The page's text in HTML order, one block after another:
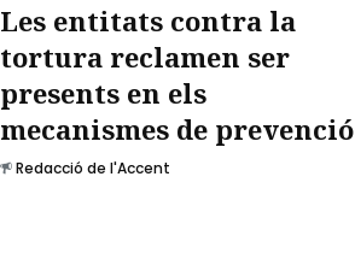
Les entitats contra la
tortura reclamen ser
presents en els
mecanismes de prevenció
Redacció de l'Accent